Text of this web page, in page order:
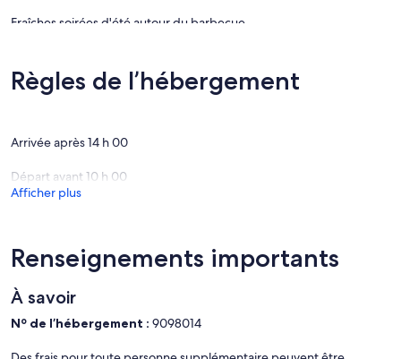
Fraîches soirées d'été autour du barbecue
Réveillez-vous au doux choeur des oiseaux
goût avec des commodités modernes. Bien qu'ils soient idéalement
mis en place pour les couples.
Règles de l’hébergement
Arrivée après 14 h 00
Départ avant 10 h 00
Afficher plus
Renseignements importants
À savoir
Nº de l’hébergement : 9098014